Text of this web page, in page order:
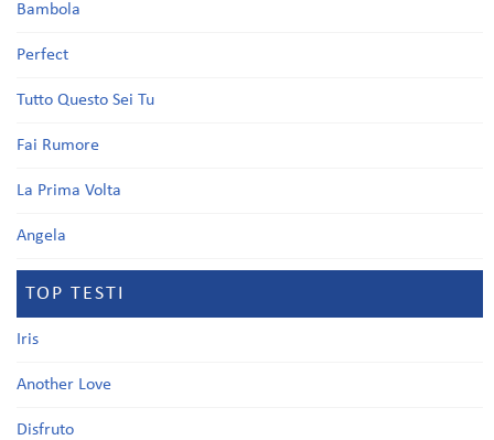
Bambola
Perfect
Tutto Questo Sei Tu
Fai Rumore
La Prima Volta
Angela
TOP TESTI
Iris
Another Love
Disfruto